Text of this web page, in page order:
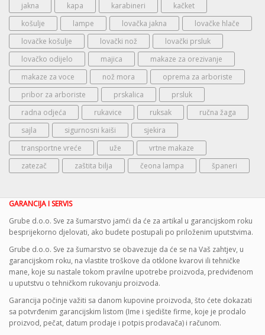
jakna
kapa karabineri
kačket
košulje
lampe lovačka jakna
lovačke hlače
lovačke košulje
lovački nož
lovački prsluk
lovačko odijelo
majica
makaze za orezivanje
makaze za voce
nož mora
oprema za arboriste
pribor za arboriste
prskalica
prsluk
radna odjeća
rukavice ruksak
ručna žaga
sajla
sigurnosni kaiši
sjekira
transportne vreće
uže
vrtne makaze
zatezač
zaštita bilja čeona lampa španeri
GARANCIJA I SERVIS
Grube d.o.o. Sve za šumarstvo jamći da će za artikal u garancijskom roku
besprijekorno djelovati, ako budete postupali po priloženim uputstvima.
Grube d.o.o. Sve za šumarstvo se obavezuje da će se na Vaš zahtjev, u
garancijskom roku, na vlastite troškove da otklone kvarovi ili tehničke
mane, koje su nastale tokom pravilne upotrebe proizvoda, predviđenom
u uputstvu o tehničkom rukovanju proizvoda.
Garancija počinje važiti sa danom kupovine proizvoda, što ćete dokazati
sa potvrđenim garancijskim listom (Ime i sjedište firme, koje je prodalo
proizvod, pečat, datum prodaje i potpis prodavača) i računom.